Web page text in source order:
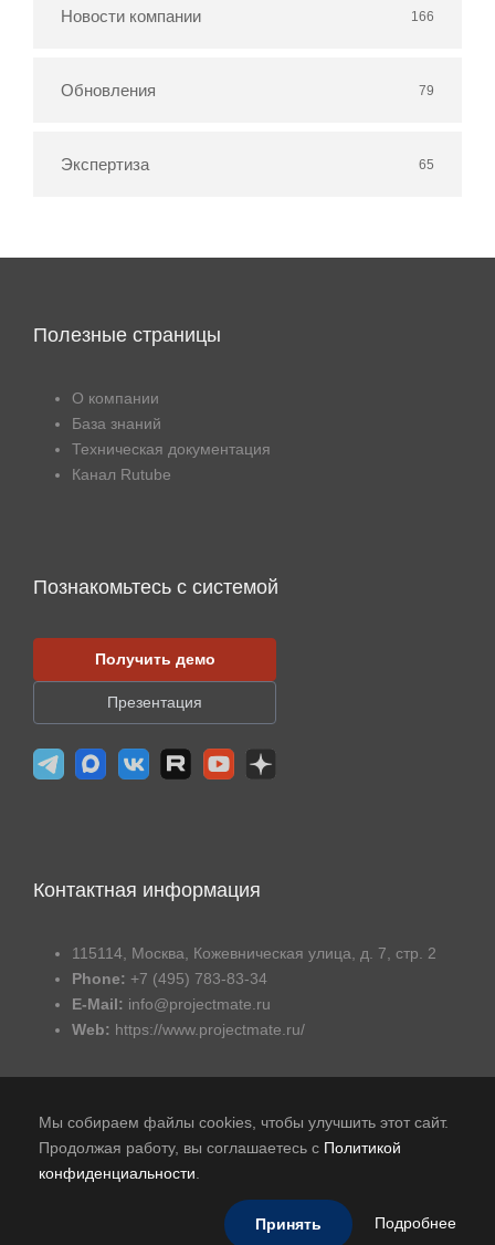
Новости компании 166
Обновления 79
Экспертиза 65
Полезные страницы
О компании
База знаний
Техническая документация
Канал Rutube
Познакомьтесь с системой
Получить демо
Презентация
Контактная информация
115114, Москва, Кожевническая улица, д. 7, стр. 2
Phone: +7 (495) 783-83-34
E-Mail: info@projectmate.ru
Web: https://www.projectmate.ru/
Публичная оферта
В реестре российского ПО
© 2015-2026 - Авиком Бизнес Технологии
Мы собираем файлы cookies, чтобы улучшить этот сайт.
Продолжая работу, вы соглашаетесь с Политикой
конфиденциальности
Принять Подробнее